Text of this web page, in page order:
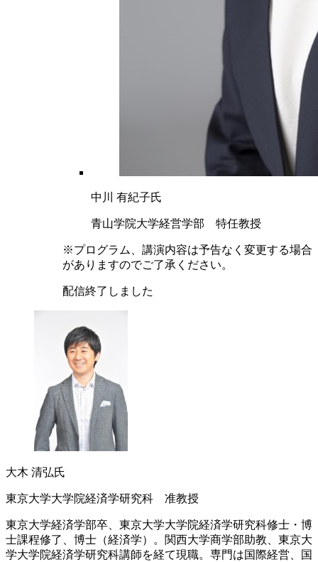
中川 有紀子氏
青山学院大学経営学部 特任教授
※プログラム、講演内容は予告なく変更する場合
がありますのでご了承ください。
配信終了しました
大木 清弘氏
東京大学大学院経済学研究科 准教授
東京大学経済学部卒、東京大学大学院経済学研究科修士・博
士課程修了、博士（経済学）。関西大学商学部助教、東京大
学大学院経済学研究科講師を経て現職。専門は国際経営、国